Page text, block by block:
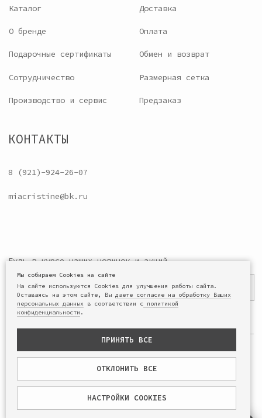
Мы собираем Cookies на сайте
На сайте используются Cookies для улучшения работы сайта.
Оставаясь на этом сайте, Вы даете согласие на обработку Ваших
персональных данных в соответствии с политикой
конфиденциальности .
ПРИНЯТЬ ВСЕ
ОТКЛОНИТЬ ВСЕ
НАСТРОЙКИ COOKIES